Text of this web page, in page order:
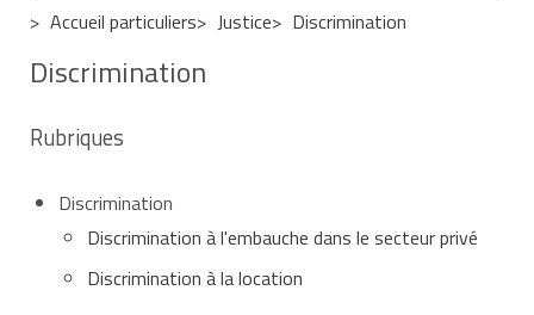
Accueil particuliers
Justice Discrimination
Discrimination
Rubriques
Discrimination
Discrimination à l'embauche dans le secteur privé
Discrimination à la location